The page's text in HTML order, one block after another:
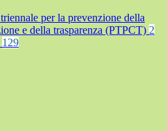
per la prevenzione della
e della trasparenza (PTPCT) 2
129